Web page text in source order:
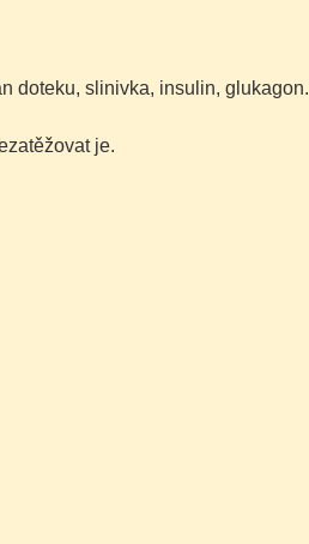
doteku, slinivka, insulin, glukagon.
je.